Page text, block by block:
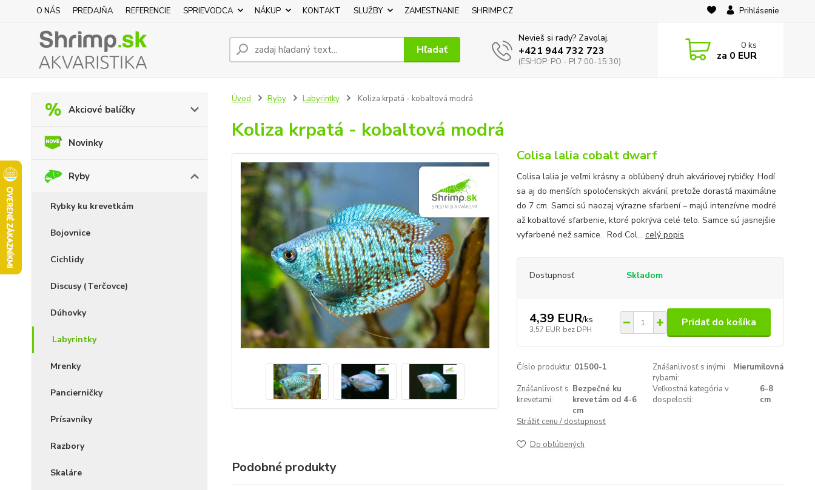
O NÁS PREDAJŇA REFERENCIE SPRIEVODCA NÁKUP KONTAKT SLUŽBY ZAMESTNANIE SHRIMP.CZ Prihlásenie
Hľadať
Nevieš si rady? Zavolaj.
+421 944 732 723
(ESHOP: PO - PI 7:00-15:30)
0 ks
za 0 EUR
Akciové balíčky
Novinky
Ryby
Rybky ku krevetkám
Bojovnice
Cichlidy
Discusy (Terčovce)
Dúhovky
Labyrintky
Mrenky
Pancierničky
Prísavníky
Razbory
Skaláre
Úvod Ryby Labyrintky Koliza krpatá - kobaltová modrá
Koliza krpatá - kobaltová modrá
Colisa lalia cobalt dwarf
Colisa lalia je veľmi krásny a obľúbený druh akváriovej rybičky. Hodí
sa aj do menších spoločenských akvárií, pretože dorastá maximálne
do 7 cm. Samci sú naozaj výrazne sfarbení – majú intenzívne modré
až kobaltové sfarbenie, ktoré pokrýva celé telo. Samce sú jasnejšie
vyfarbené než samice. Rod Col... celý popis
Dostupnosť Skladom
4,39 EUR/ks
3,57 EUR bez DPH
Pridať do košíka
Číslo produktu: 01500-1
Znášanlivosť s inými
rybami:
Mierumilovná
Znášanlivosť s
krevetami:
Bezpečné ku
krevetám od 4-6
cm
Veľkostná kategória v
dospelosti:
6-8
cm
Strážiť cenu / dostupnosť
Do obľúbených
Podobné produkty